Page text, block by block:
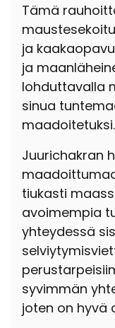
Tämä
ja
ja
lohduttavalla
sinua
maadoitetuksi.
Juurichakran
tiukasti
avoimempia
yhteydessä
syvimmän
joten on hyvä